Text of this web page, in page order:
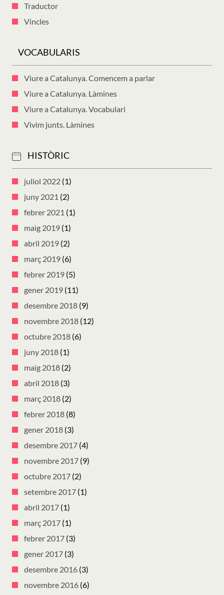
Traductor
Vincles
VOCABULARIS
Viure a Catalunya. Comencem a parlar
Viure a Catalunya. Làmines
Viure a Catalunya. Vocabulari
Vivim junts. Làmines
HISTÒRIC
juliol 2022 (1)
juny 2021 (2)
febrer 2021 (1)
maig 2019 (1)
abril 2019 (2)
març 2019 (6)
febrer 2019 (5)
gener 2019 (11)
desembre 2018 (9)
novembre 2018 (12)
octubre 2018 (6)
juny 2018 (1)
maig 2018 (2)
abril 2018 (3)
març 2018 (2)
febrer 2018 (8)
gener 2018 (3)
desembre 2017 (4)
novembre 2017 (9)
octubre 2017 (2)
setembre 2017 (1)
abril 2017 (1)
març 2017 (1)
febrer 2017 (3)
gener 2017 (3)
desembre 2016 (3)
novembre 2016 (6)